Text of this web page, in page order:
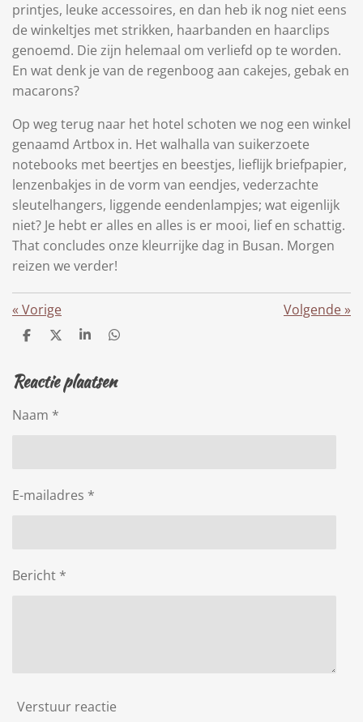
printjes, leuke accessoires, en dan heb ik nog niet eens
de winkeltjes met strikken, haarbanden en haarclips
genoemd. Die zijn helemaal om verliefd op te worden.
En wat denk je van de regenboog aan cakejes, gebak en
macarons?
Op weg terug naar het hotel schoten we nog een winkel
genaamd Artbox in. Het walhalla van suikerzoete
notebooks met beertjes en beestjes, lieflijk briefpapier,
lenzenbakjes in de vorm van eendjes, vederzachte
sleutelhangers, liggende eendenlampjes; wat eigenlijk
niet? Je hebt er alles en alles is er mooi, lief en schattig.
That concludes onze kleurrijke dag in Busan. Morgen
reizen we verder!
« Vorige Volgende»
D
e
n
D
l
S
r
e
D
e
n
Reactie plaatsen
Naam *
E-mailadres *
Bericht *
Verstuur reactie